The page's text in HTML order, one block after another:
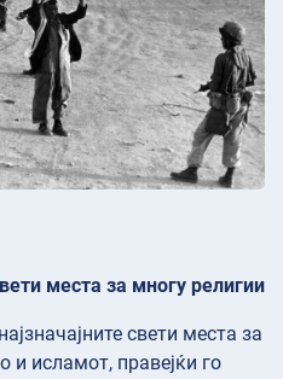
места за многу религии
свети места за
и исламот, правејќи го